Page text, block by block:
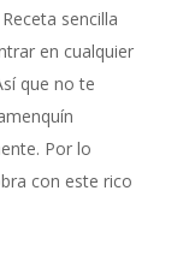
sencilla
en cualquier
que no te
Por lo
con este rico